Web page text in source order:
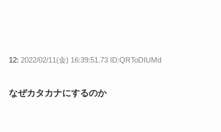
12: 2022/02/11(金) 16:39:51.73 ID:QRToDIUMd
なぜカタカナにするのか